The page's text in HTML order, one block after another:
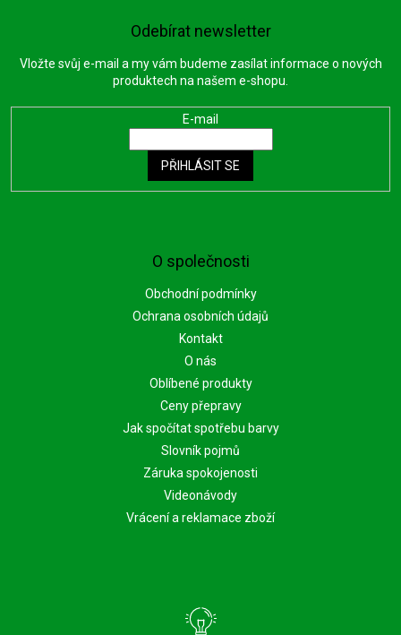
O společnosti
Obchodní podmínky
Ochrana osobních údajů
Kontakt
O nás
Oblíbené produkty
Ceny přepravy
Jak spočítat spotřebu barvy
Slovník pojmů
Záruka spokojenosti
Videonávody
Vrácení a reklamace zboží
Odebírat newsletter
Vložte svůj e-mail a my vám budeme zasílat informace o nových
produktech na našem e-shopu.
E-mail
PŘIHLÁSIT SE